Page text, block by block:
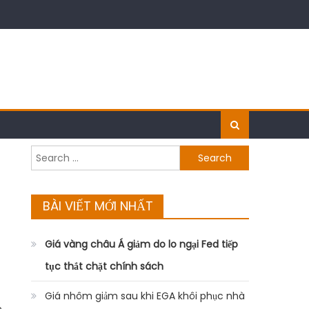
Search
for:
BÀI VIẾT MỚI NHẤT
Giá vàng châu Á giảm do lo ngại Fed tiếp
tục thắt chặt chính sách
Giá nhôm giảm sau khi EGA khôi phục nhà